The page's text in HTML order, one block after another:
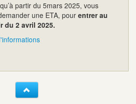
partir du 5mars 2025, vous
une ETA, pour entrer au
du 2 avril 2025.